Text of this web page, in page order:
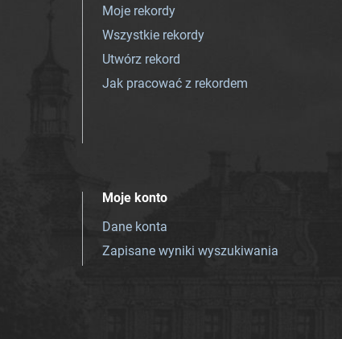
Moje rekordy
Wszystkie rekordy
Utwórz rekord
Jak pracować z rekordem
Moje konto
Dane konta
Zapisane wyniki wyszukiwania